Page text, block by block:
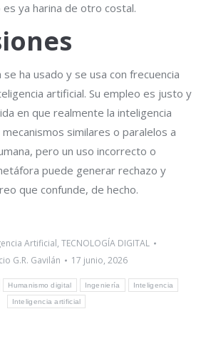
ya harina de otro costal.
ha usado y se usa con frecuencia
artificial. Su empleo es justo y
en que realmente la inteligencia
similares o paralelos a
pero un uso incorrecto o
puede generar rechazo y
que confunde, de hecho.
Artificial, TECNOLOGÍA DIGITAL
G.R. Gavilán
17 junio, 2026
Humanismo digital Ingeniería Inteligencia
Inteligencia artificial